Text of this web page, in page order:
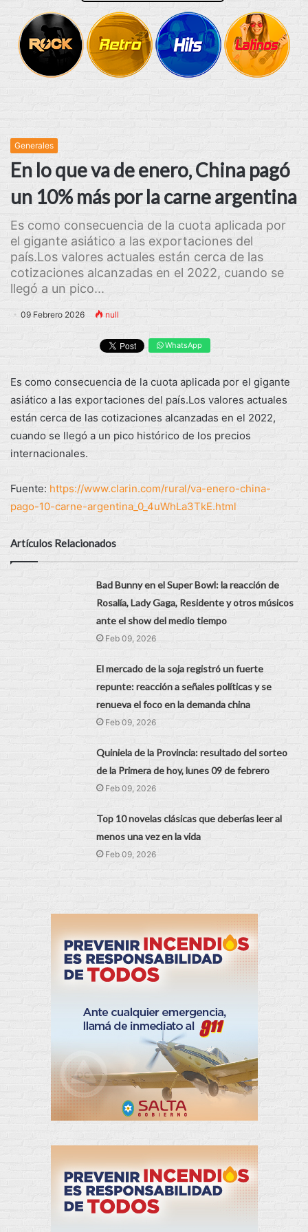
Generales
En lo que va de enero, China pagó
un 10% más por la carne argentina
Es como consecuencia de la cuota aplicada por
el gigante asiático a las exportaciones del
país.Los valores actuales están cerca de las
cotizaciones alcanzadas en el 2022, cuando se
llegó a un pico...
09 Febrero 2026 null
WhatsApp
Es como consecuencia de la cuota aplicada por el gigante
asiático a las exportaciones del país.Los valores actuales
están cerca de las cotizaciones alcanzadas en el 2022,
cuando se llegó a un pico histórico de los precios
internacionales.
Fuente: https://www.clarin.com/rural/va-enero-china-
pago-10-carne-argentina_0_4uWhLa3TkE.html
Artículos Relacionados
Bad Bunny en el Super Bowl: la reacción de
Rosalía, Lady Gaga, Residente y otros músicos
ante el show del medio tiempo
Feb 09, 2026
El mercado de la soja registró un fuerte
repunte: reacción a señales políticas y se
renueva el foco en la demanda china
Feb 09, 2026
Quiniela de la Provincia: resultado del sorteo
de la Primera de hoy, lunes 09 de febrero
Feb 09, 2026
Top 10 novelas clásicas que deberías leer al
menos una vez en la vida
Feb 09, 2026